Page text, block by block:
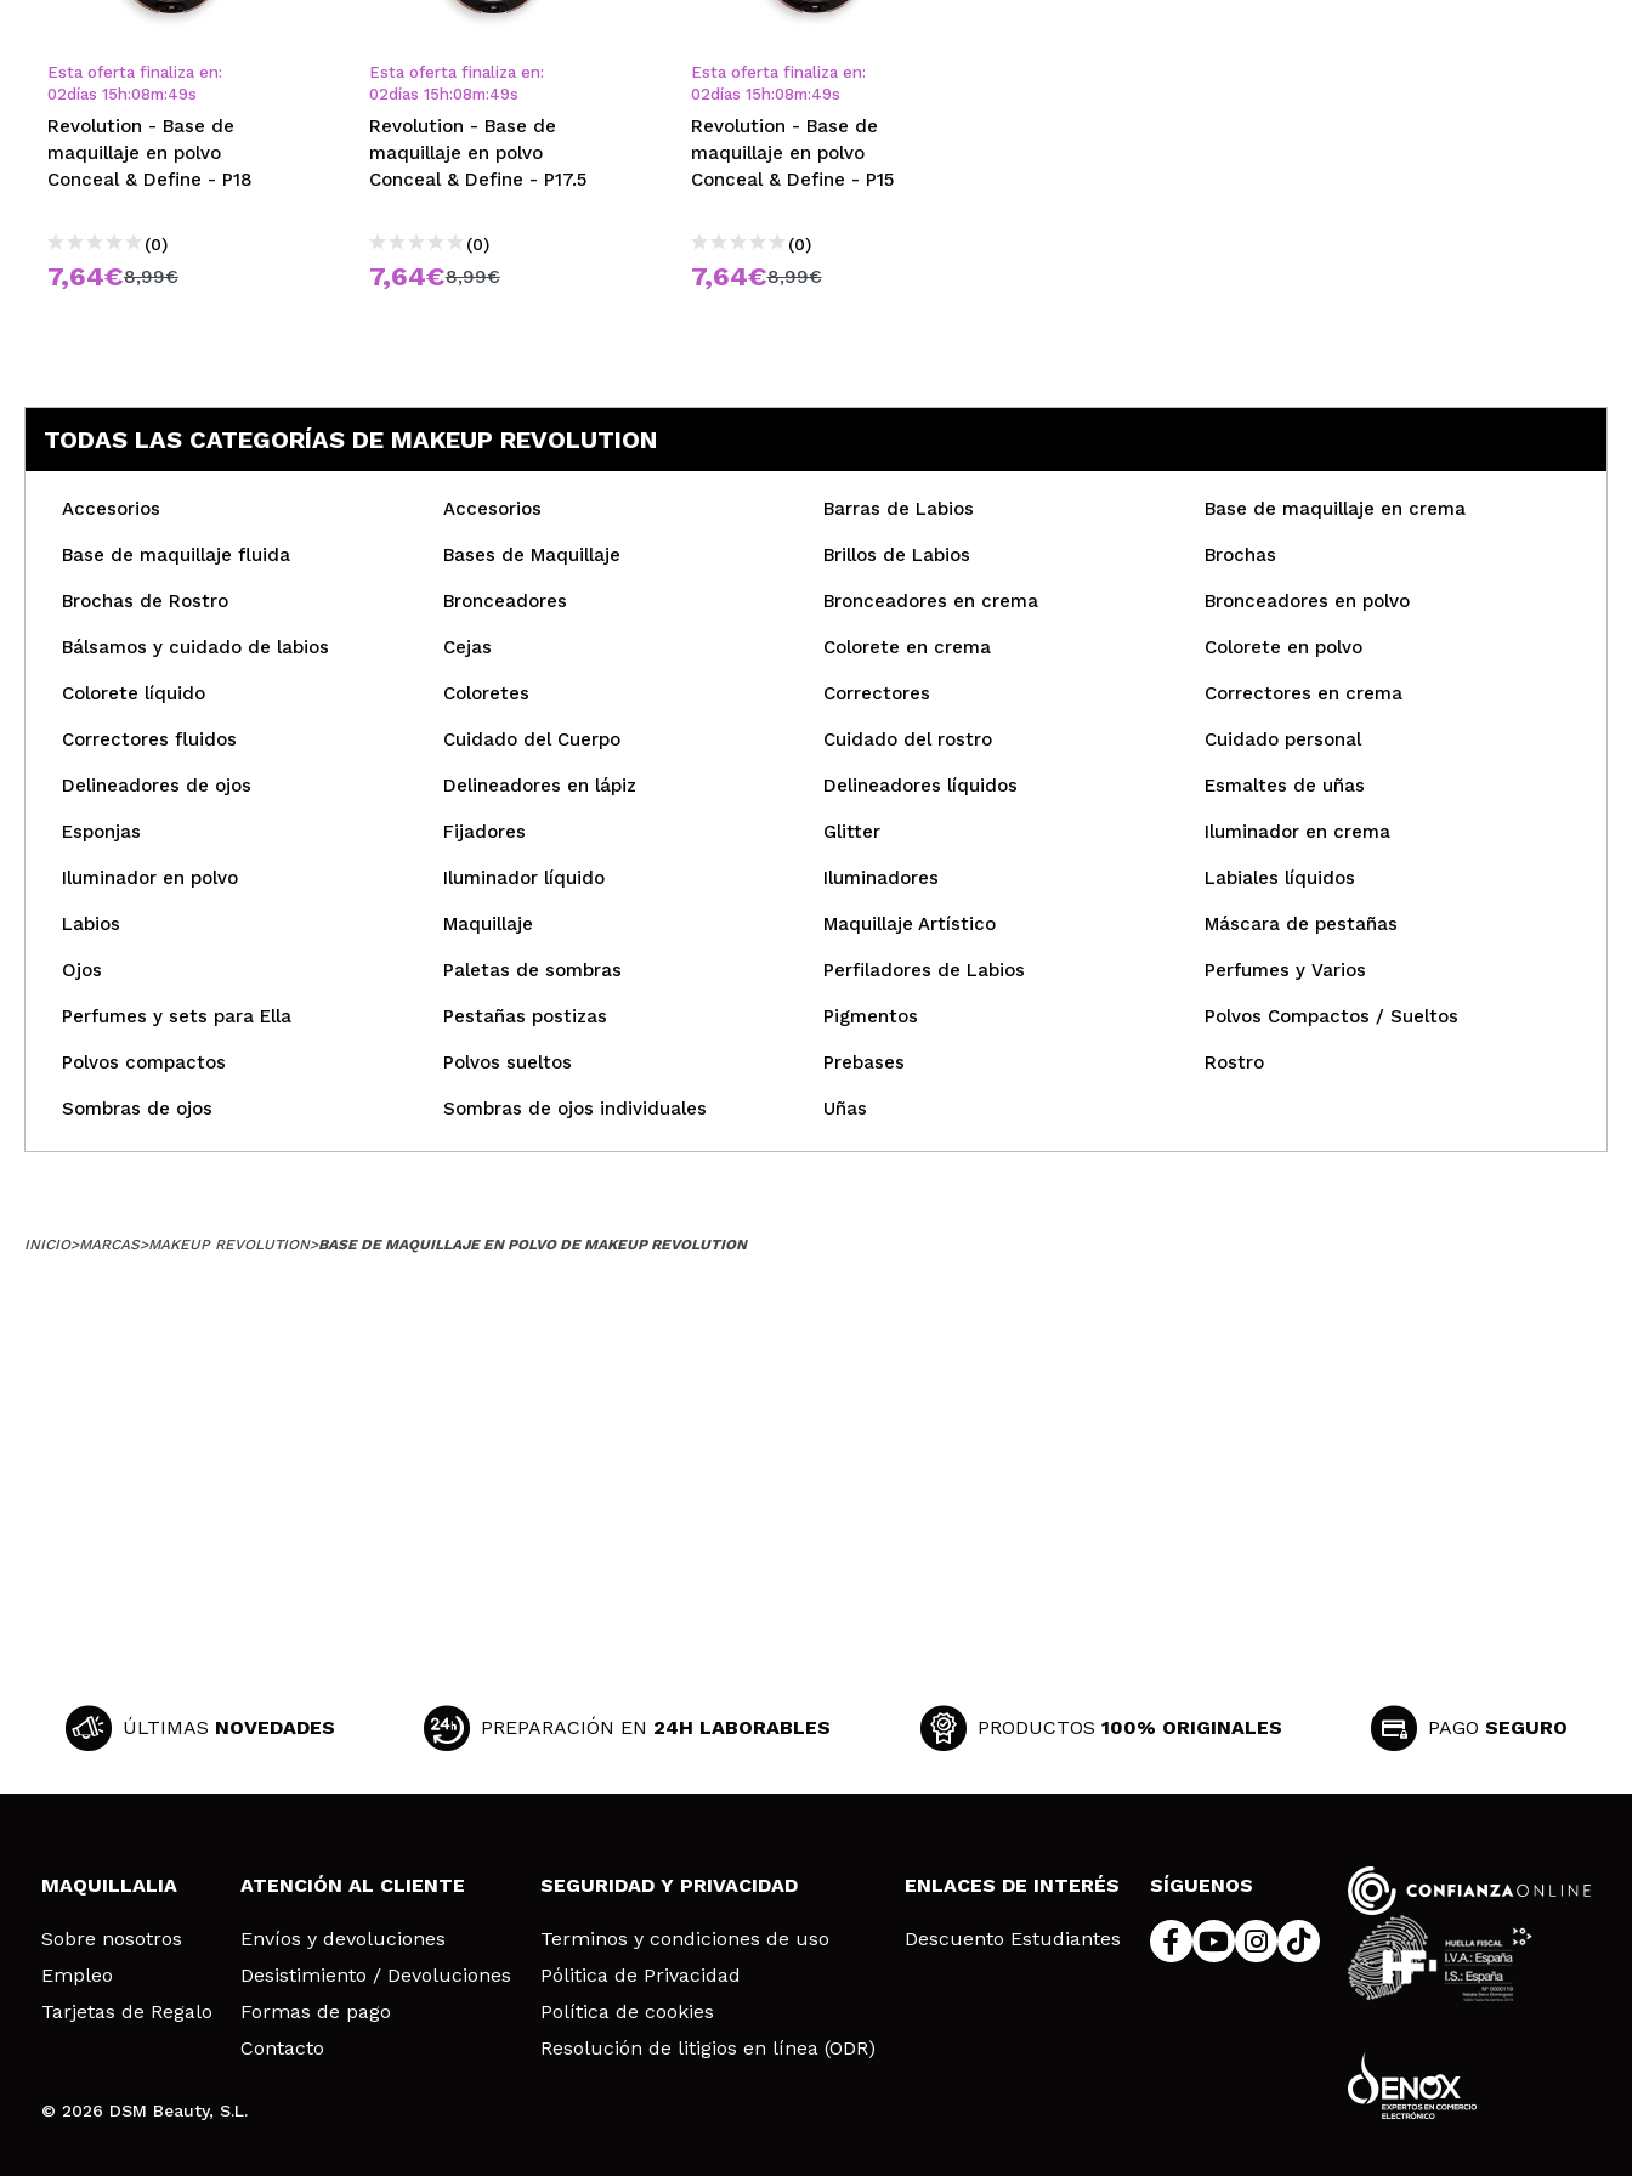
MAQUIFARMA
KOREA ZONE
TRAVEL SIZE
NATURE
OFERTAS
BLOG
Esta oferta finaliza en:
02días 15 h:08m:48s
Revolution - Base de
maquillaje en polvo
Conceal & Define - P18
(0)
7,64€8,99€
Esta oferta finaliza en:
02días 15 h:08m:48s
Revolution - Base de
maquillaje en polvo
Conceal & Define - P17.5
(0)
7,64€8,99€
Esta oferta finaliza en:
02días 15 h:08m:48s
Revolution - Base de
maquillaje en polvo
Conceal & Define - P15
(0)
7,64€8,99€
TODAS LAS CATEGORÍAS DE MAKEUP REVOLUTION
Accesorios Accesorios Barras de Labios Base de maquillaje en crema
Base de maquillaje fluida Bases de Maquillaje Brillos de Labios Brochas
Brochas de Rostro Bronceadores Bronceadores en crema Bronceadores en polvo
Bálsamos y cuidado de labios Cejas Colorete en crema Colorete en polvo
Colorete líquido Coloretes Correctores Correctores en crema
Correctores fluidos Cuidado del Cuerpo Cuidado del rostro Cuidado personal
Delineadores de ojos Delineadores en lápiz Delineadores líquidos Esmaltes de uñas
Esponjas Fijadores Glitter Iluminador en crema
Iluminador en polvo Iluminador líquido Iluminadores Labiales líquidos
Labios Maquillaje Maquillaje Artístico Máscara de pestañas
Ojos Paletas de sombras Perfiladores de Labios Perfumes y Varios
Perfumes y sets para Ella Pestañas postizas Pigmentos Polvos Compactos / Sueltos
Polvos compactos Polvos sueltos Prebases Rostro
Sombras de ojos Sombras de ojos individuales Uñas
INICIO>MARCAS>MAKEUP REVOLUTION>BASE DE MAQUILLAJE EN POLVO DE MAKEUP REVOLUTION
ÚLTIMAS NOVEDADES PREPARACIÓN EN 24H LABORABLES PRODUCTOS 100% ORIGINALES PAGO SEGURO
MAQUILLALIA
Sobre nosotros
Empleo
Tarjetas de Regalo
ATENCIÓN AL CLIENTE
Envíos y devoluciones
Desistimiento / Devoluciones
Formas de pago
Contacto
SEGURIDAD Y PRIVACIDAD
Terminos y condiciones de uso
Pólitica de Privacidad
Política de cookies
Resolución de litigios en línea (ODR)
ENLACES DE INTERÉS
Descuento Estudiantes
SÍGUENOS
© 2026 DSM Beauty, S.L.